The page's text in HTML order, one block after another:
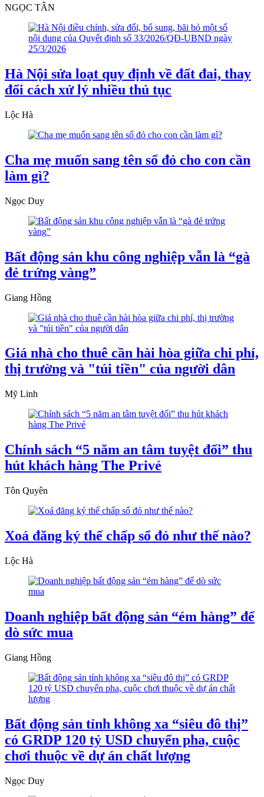
NGỌC TÂN
Hà Nội sửa loạt quy định về đất đai, thay
đổi cách xử lý nhiều thủ tục
Lộc Hà
Cha mẹ muốn sang tên sổ đỏ cho con cần
làm gì?
Ngọc Duy
Bất động sản khu công nghiệp vẫn là “gà
đẻ trứng vàng”
Giang Hồng
Giá nhà cho thuê cần hài hòa giữa chi phí,
thị trường và "túi tiền" của người dân
Mỹ Linh
Chính sách “5 năm an tâm tuyệt đối” thu
hút khách hàng The Privé
Tôn Quyên
Xoá đăng ký thế chấp sổ đỏ như thế nào?
Lộc Hà
Doanh nghiệp bất động sản “ém hàng” để
dò sức mua
Giang Hồng
Bất động sản tỉnh không xa “siêu đô thị”
có GRDP 120 tỷ USD chuyển pha, cuộc
chơi thuộc về dự án chất lượng
Ngọc Duy